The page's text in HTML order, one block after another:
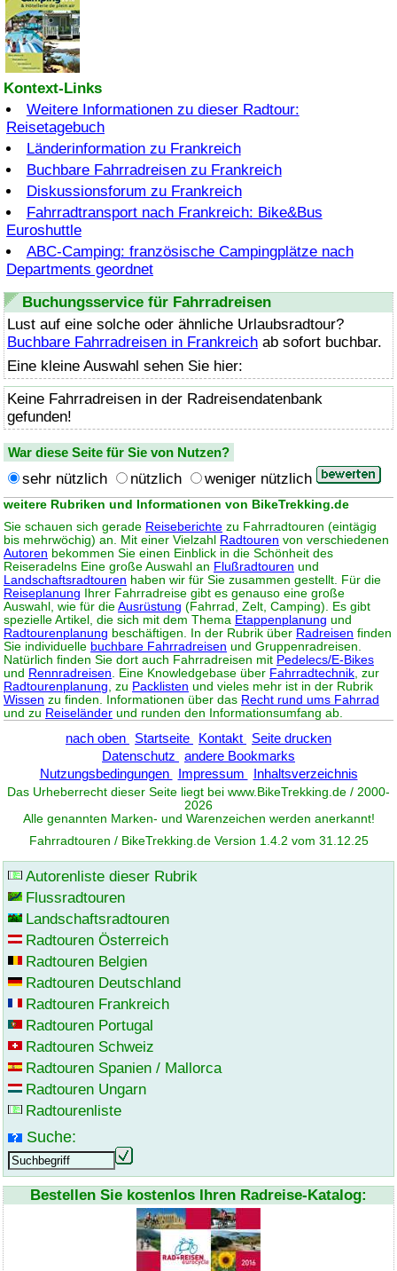
Kontext-Links
Weitere Informationen zu dieser Radtour:
Reisetagebuch
Länderinformation zu Frankreich
Buchbare Fahrradreisen zu Frankreich
Diskussionsforum zu Frankreich
Fahrradtransport nach Frankreich: Bike&Bus
Euroshuttle
ABC-Camping: französische Campingplätze nach
Departments geordnet
Buchungsservice für Fahrradreisen
Lust auf eine solche oder ähnliche Urlaubsradtour?
Buchbare Fahrradreisen in Frankreich ab sofort buchbar.
Eine kleine Auswahl sehen Sie hier:
Keine Fahrradreisen in der Radreisendatenbank
gefunden!
War diese Seite für Sie von Nutzen?
sehr nützlich nützlich weniger nützlich
weitere Rubriken und Informationen von BikeTrekking.de
Sie schauen sich gerade Reiseberichte zu Fahrradtouren (eintägig
bis mehrwöchig) an. Mit einer Vielzahl
Radtouren von verschiedenen
Autoren bekommen Sie einen Einblick in die Schönheit des
Reiseradelns Eine große Auswahl an Flußradtouren und
Landschaftsradtouren haben wir für Sie zusammen gestellt. Für die
Reiseplanung Ihrer Fahrradreise gibt es genauso eine große
Auswahl, wie für die Ausrüstung (Fahrrad, Zelt, Camping). Es gibt
spezielle Artikel, die sich mit dem Thema Etappenplanung und
Radtourenplanung beschäftigen. In der Rubrik über Radreisen finden
Sie individuelle buchbare Fahrradreisen und Gruppenradreisen.
Natürlich finden Sie dort auch Fahrradreisen mit Pedelecs/E-Bikes
und Rennradreisen. Eine Knowledgebase über Fahrradtechnik, zur
Radtourenplanung, zu Packlisten und vieles mehr ist in der Rubrik
Wissen zu finden. Informationen über das Recht rund ums Fahrrad
und zu Reiseländer und runden den Informationsumfang ab.
nach oben Startseite Kontakt
Seite drucken
Datenschutz
andere Bookmarks
Nutzungsbedingungen
Impressum Inhaltsverzeichnis
Das Urheberrecht dieser Seite liegt bei www. BikeTrekking.de / 2000-
2026
Alle genannten Marken- und Warenzeichen werden anerkannt!
Fahrradtouren / BikeTrekking.de Version 1.4.2 vom 31.12.25
Autorenliste dieser Rubrik
Flussradtouren
Landschaftsradtouren
Radtouren Österreich
Radtouren Belgien
Radtouren Deutschland
Radtouren Frankreich
Radtouren Portugal
Radtouren Schweiz
Radtouren Spanien / Mallorca
Radtouren Ungarn
Radtourenliste
Suche:
Bestellen Sie kostenlos Ihren Radreise-Katalog: